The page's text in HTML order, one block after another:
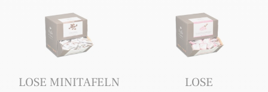
LOSE MINITAFELN
LOSE